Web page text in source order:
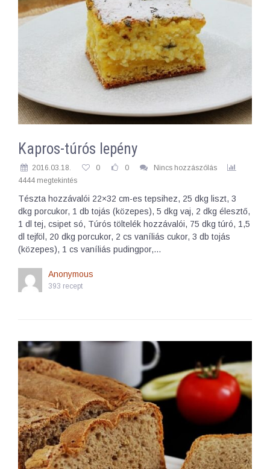
Kapros-túrós lepény
2016.03.18. 0 0
Nincs hozzászólás
4444 megtekintés
Tészta hozzávalói 22×32 cm-es tepsihez, 25 dkg liszt, 3
dkg porcukor, 1 db tojás (közepes), 5 dkg vaj, 2 dkg élesztő,
1 dl tej, csipet só, Túrós töltelék hozzávalói, 75 dkg túró, 1,5
dl tejföl, 20 dkg porcukor, 2 cs vaníliás cukor, 3 db tojás
(közepes), 1 cs vaníliás pudingpor,…
Anonymous
393 recept